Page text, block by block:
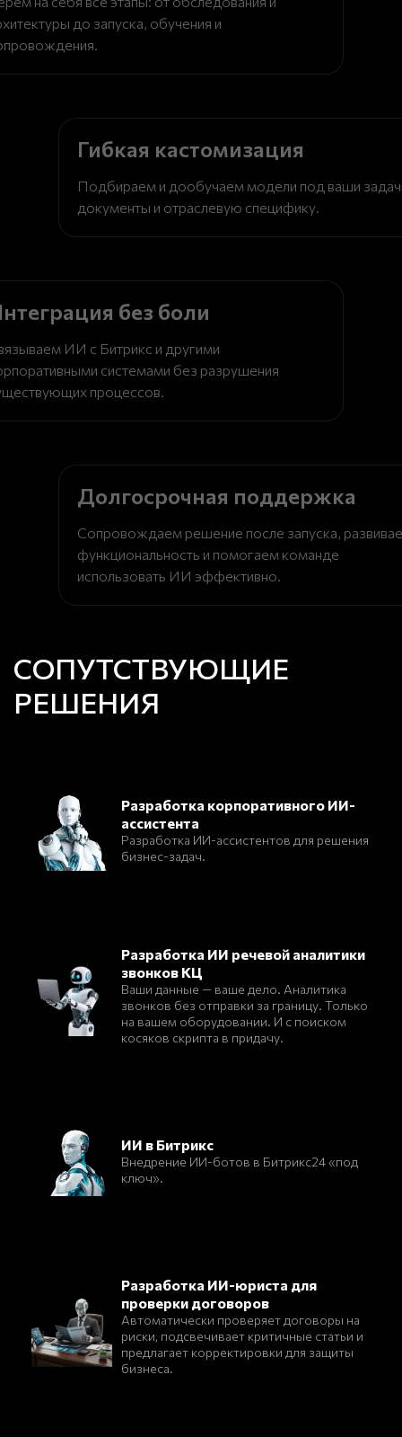
до запуска, обучения и
Гибкая кастомизация
Подбираем и дообучаем модели под ваши
документы и отраслевую специфику.
без боли
ИИ с Битрикс и другими
системами без разрушения
процессов.
Долгосрочная поддержка
Сопровождаем решение после запуска,
функциональность и помогаем команде
использовать ИИ эффективно.
СОПУТСТВУЮЩИЕ
РЕШЕНИЯ
Разработка корпоративного ИИ-
ассистента
Разработка ИИ-ассистентов для решения
бизнес-задач.
Разработка ИИ речевой аналитики
звонков КЦ
Ваши данные — ваше дело. Аналитика
звонков без отправки за границу. Только
на вашем оборудовании. И с поиском
косяков скрипта в придачу.
ИИ в Битрикс
Внедрение ИИ-ботов в Битрикс24 «под
ключ».
Разработка ИИ-юриста для
проверки договоров
Автоматически проверяет договоры на
риски, подсвечивает критичные статьи и
предлагает корректировки для защиты
бизнеса.